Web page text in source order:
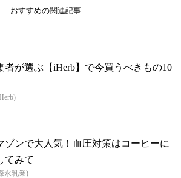
おすすめの関連記事
者が選ぶ【iHerb】で今買うべきもの10
ゾンで大人気！血圧対策はコーヒーに
てみて
永乳業)